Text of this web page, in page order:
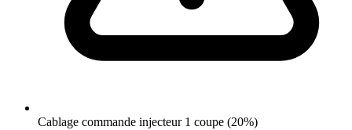
Cablage commande injecteur 1 coupe (20%)